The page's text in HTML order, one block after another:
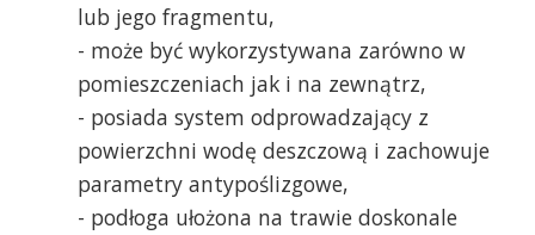
lub jego fragmentu,
- może być wykorzystywana zarówno w
pomieszczeniach jak i na zewnątrz,
- posiada system odprowadzający z
powierzchni wodę deszczową i zachowuje
parametry antypoślizgowe,
- podłoga ułożona na trawie doskonale